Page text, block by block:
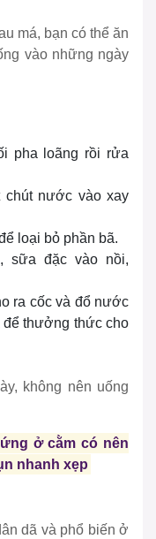
má, bạn có thể ăn
vào những ngày
pha loãng rồi rửa
chút nước vào xay
loại bỏ phần bã.
sữa đặc vào nồi,
ra cốc và đổ nước
để thưởng thức cho
không nên uống
ở cằm có nên
nhanh xẹp
dã và phổ biến ở